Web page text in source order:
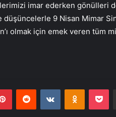
imar ederken gönülleri
9 Nisan Mimar
olmak için emek veren tüm
PinterestReddit VKontakte